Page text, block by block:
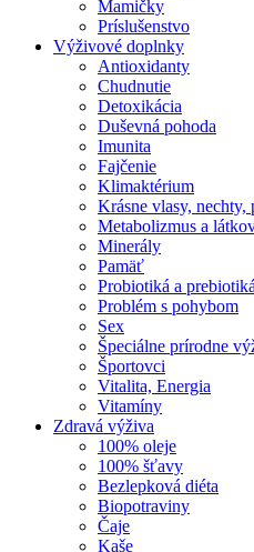
Mamičky
Príslušenstvo
Výživové doplnky
Antioxidanty
Chudnutie
Detoxikácia
Duševná pohoda
Imunita
Fajčenie
Klimaktérium
Krásne vlasy, nechty,
Metabolizmus a
Minerály
Pamäť
Probiotiká a prebiotiká
Problém s pohybom
Sex
Špeciálne prírodne
Športovci
Vitalita, Energia
Vitamíny
Zdravá výživa
100% oleje
100% šťavy
Bezlepková diéta
Biopotraviny
Čaje
Kaše